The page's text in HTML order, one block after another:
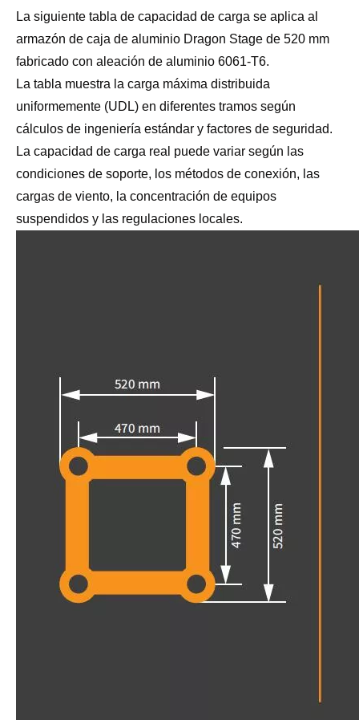
La siguiente tabla de capacidad de carga se aplica al
armazón de caja de aluminio Dragon Stage de 520 mm
fabricado con aleación de aluminio 6061-T6.
La tabla muestra la carga máxima distribuida
uniformemente (UDL) en diferentes tramos según
cálculos de ingeniería estándar y factores de seguridad.
La capacidad de carga real puede variar según las
condiciones de soporte, los métodos de conexión, las
cargas de viento, la concentración de equipos
suspendidos y las regulaciones locales.